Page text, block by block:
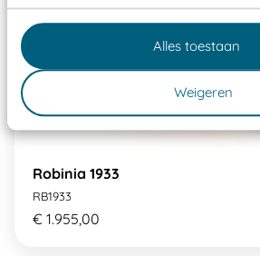
Alles toestaan
Weigeren
Robinia 1933
RB1933
€ 1.955,00